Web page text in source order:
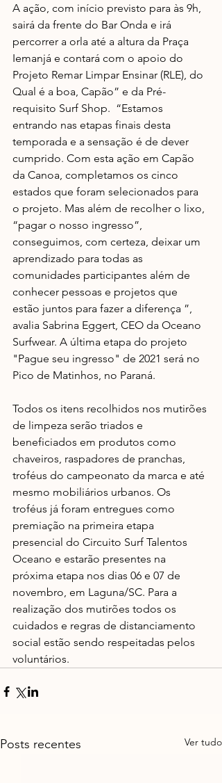
A ação, com início previsto para às 9h,
sairá da frente do Bar Onda e irá
percorrer a orla até a altura da Praça
Iemanjá e contará com o apoio do
Projeto Remar Limpar Ensinar (RLE), do
Qual é a boa, Capão” e da Pré-
requisito Surf Shop.  “Estamos
entrando nas etapas finais desta
temporada e a sensação é de dever
cumprido. Com esta ação em Capão
da Canoa, completamos os cinco
estados que foram selecionados para
o projeto. Mas além de recolher o lixo,
“pagar o nosso ingresso”,
conseguimos, com certeza, deixar um
aprendizado para todas as
comunidades participantes além de
conhecer pessoas e projetos que
estão juntos para fazer a diferença ”,
avalia Sabrina Eggert, CEO da Oceano
Surfwear. A última etapa do projeto
"Pague seu ingresso" de 2021 será no
Pico de Matinhos, no Paraná.
Todos os itens recolhidos nos mutirões
de limpeza serão triados e
beneficiados em produtos como
chaveiros, raspadores de pranchas,
troféus do campeonato da marca e até
mesmo mobiliários urbanos. Os
troféus já foram entregues como
premiação na primeira etapa
presencial do Circuito Surf Talentos
Oceano e estarão presentes na
próxima etapa nos dias 06 e 07 de
novembro, em Laguna/SC. Para a
realização dos mutirões todos os
cuidados e regras de distanciamento
social estão sendo respeitadas pelos
voluntários.
Posts recentes Ver tudo